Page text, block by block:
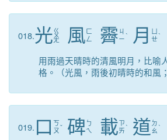
018.光ㄍ
ㄨ
ㄤ 風 ㄈ
ㄥ
霽 ㄐ
ㄧˋ 月
ㄝˋ
用雨過天晴時的清風明月，比喻
格。（光風，雨後初晴時的和風
019. 口 ㄎ
ㄡˇ 碑 ㄅ
ㄟ
載ㄗ
ㄞˋ 道 ㄉ
ㄠˋ